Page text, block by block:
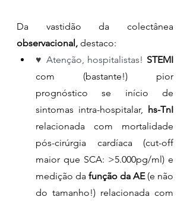
observacional, destaco:
♥ Atenção, hospitalistas!
com (bastante!) pior
prognóstico se início de
sintomas intra-hospitalar,
relacionada com mortalidade
pós-cirúrgia cardíaca (cut-off
maior que SCA: >5.000pg/ml) e
medição da função da AE (e não
do tamanho!) relacionada com